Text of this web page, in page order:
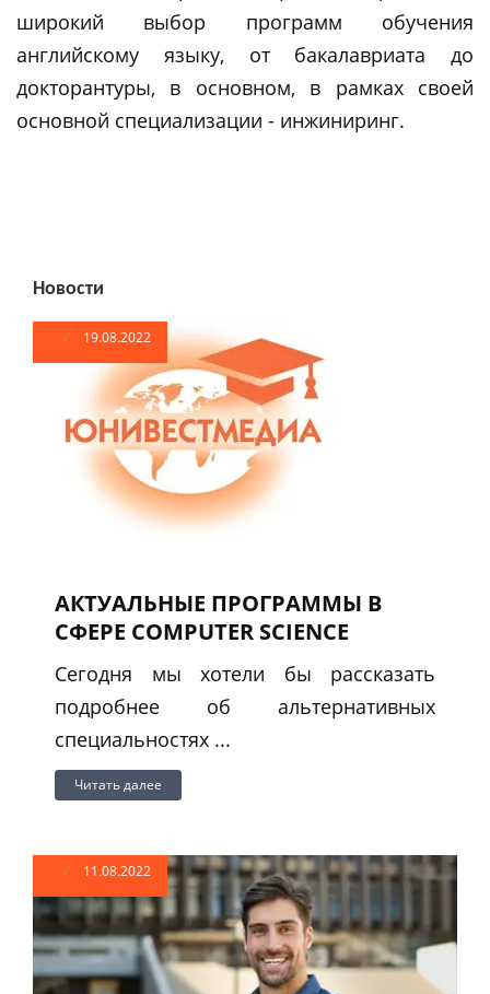
широкий выбор программ обучения
английскому языку, от бакалавриата до
докторантуры, в основном, в рамках своей
основной специализации - инжиниринг.
Новости
19.08.2022
АКТУАЛЬНЫЕ ПРОГРАММЫ В
СФЕРЕ COMPUTER SCIENCE
Сегодня мы хотели бы рассказать
подробнее об альтернативных
специальностях ...
Читать далее
11.08.2022